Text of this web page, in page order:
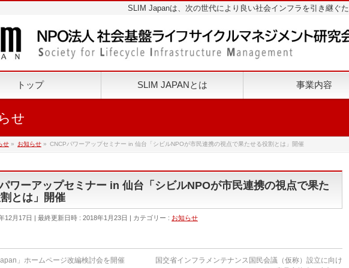
SLIM Japanは、次の世代により良い社会インフラを引き継ぐ
トップ SLIM JAPANとは 事業内容
せ
せ » お知らせ » CNCPパワーアップセミナー in 仙台「シビルNPOが市民連携の視点で果たせる役割とは」開催
ワーアップセミナー in 仙台「シビルNPOが市民連携の視点で果た
とは」開催
12月17日 最終更新日時 : 2018年1月23日 カテゴリー : お知らせ
」ホームページ改編検討会を開催
国交省インフラメンテナンス国民会議（仮称）設立に向け